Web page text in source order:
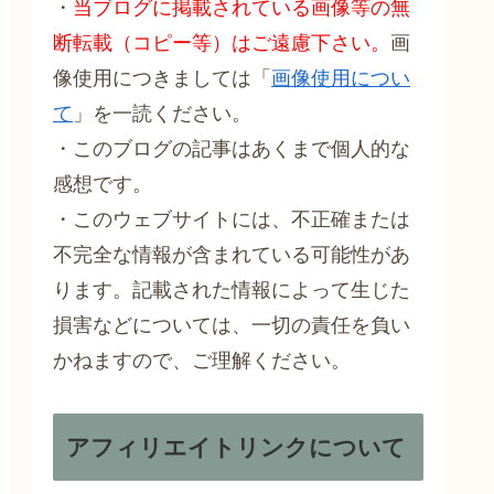
・ 当ブログに掲載されている画像等の無
断転載（コピー等）はご遠慮下さい。 画
像使用につきましては「 画像使用につい
て 」を一読ください。
・このブログの記事はあくまで個人的な
感想です。
・このウェブサイトには、不正確または
不完全な情報が含まれている可能性があ
ります。記載された情報によって生じた
損害などについては、一切の責任を負い
かねますので、ご理解ください。
アフィリエイトリンクについて